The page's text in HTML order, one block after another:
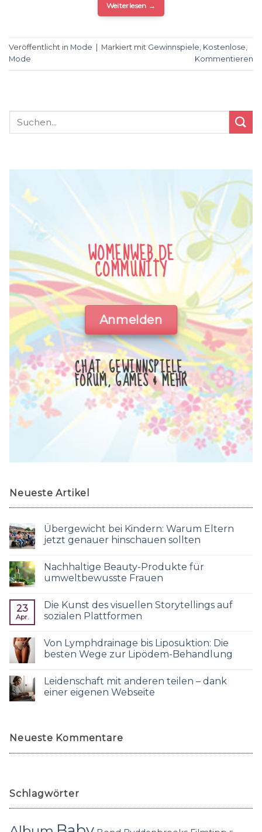
Weiterlesen →
Veröffentlicht in Mode Markiert mit Gewinnspiele, Kostenlose,
Mode
Kommentieren
WOMENWEB.DE
COMMUNITY
Anmelden
CHAT, GEWINNSPIELE,
FORUM, GAMES & MEHR
Neueste Artikel
Übergewicht bei Kindern: Warum Eltern
jetzt genauer hinschauen sollten
Nachhaltige Beauty-Produkte für
umweltbewusste Frauen
23
Apr.
Die Kunst des visuellen Storytellings auf
sozialen Plattformen
Von Lymphdrainage bis Liposuktion: Die
besten Wege zur Lipödem-Behandlung
Leidenschaft mit anderen teilen – dank
einer eigenen Webseite
Neueste Kommentare
Schlagwörter